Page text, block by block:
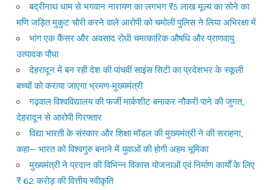
बद्रीनाथ धाम से भगवान नारायण का लगभग ₹5 लाख मूल्य का सोने का
मणि जड़ित मुकुट चोरी करने वाले आरोपी को चमोली पुलिस ने लिया अभिरक्षा में
भांग एक कैंसर और अवसाद रोधी चमत्कारिक औषधि और प्राणवायु
उत्पादक पौधा
देहरादून में बन रही देश की पांचवीं साइंस सिटी का प्रदेशभर के स्कूली
बच्चों को कराया जाएगा भ्रमण-मुख्यमंत्री
गढ़वाल विश्वविद्यालय की फर्जी मार्कशीट बनाकर नौकरी पाने की जुगत,
देहरादून से आरोपी गिरफ्तार
विद्या भारती के संस्कार और शिक्षा मॉडल की मुख्यमंत्री ने की सराहना,
कहा— भारत को विश्वगुरु बनाने में युवाओं की होगी अहम भूमिका
मुख्यमंत्री ने प्रदान की विभिन्न विकास योजनाओं एवं निर्माण कार्यों के लिए
₹ 62 करोड़ की वित्तीय स्वीकृति